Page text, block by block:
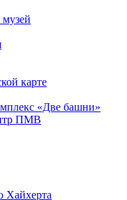
карте
«Две башни»
ПМВ
Хайхерта